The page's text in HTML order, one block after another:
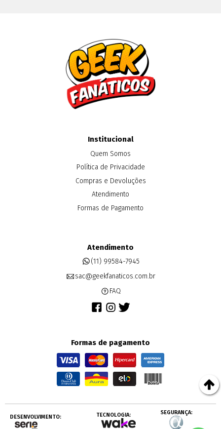
Institucional
Quem Somos
Política de Privacidade
Compras e Devoluções
Atendimento
Formas de Pagamento
Atendimento
(11) 99584-7945
sac@geekfanaticos.com.br
FAQ
Formas de pagamento
DESENVOLVIMENTO: TECNOLOGIA: SEGURANÇA: